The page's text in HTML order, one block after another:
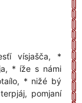
vísjašča, *
* íže s námi
* nižé bý
pomjaní